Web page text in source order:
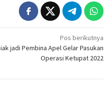
Pos berikutnya
jadi Pembina Apel Gelar Pasukan
Operasi Ketupat 2022